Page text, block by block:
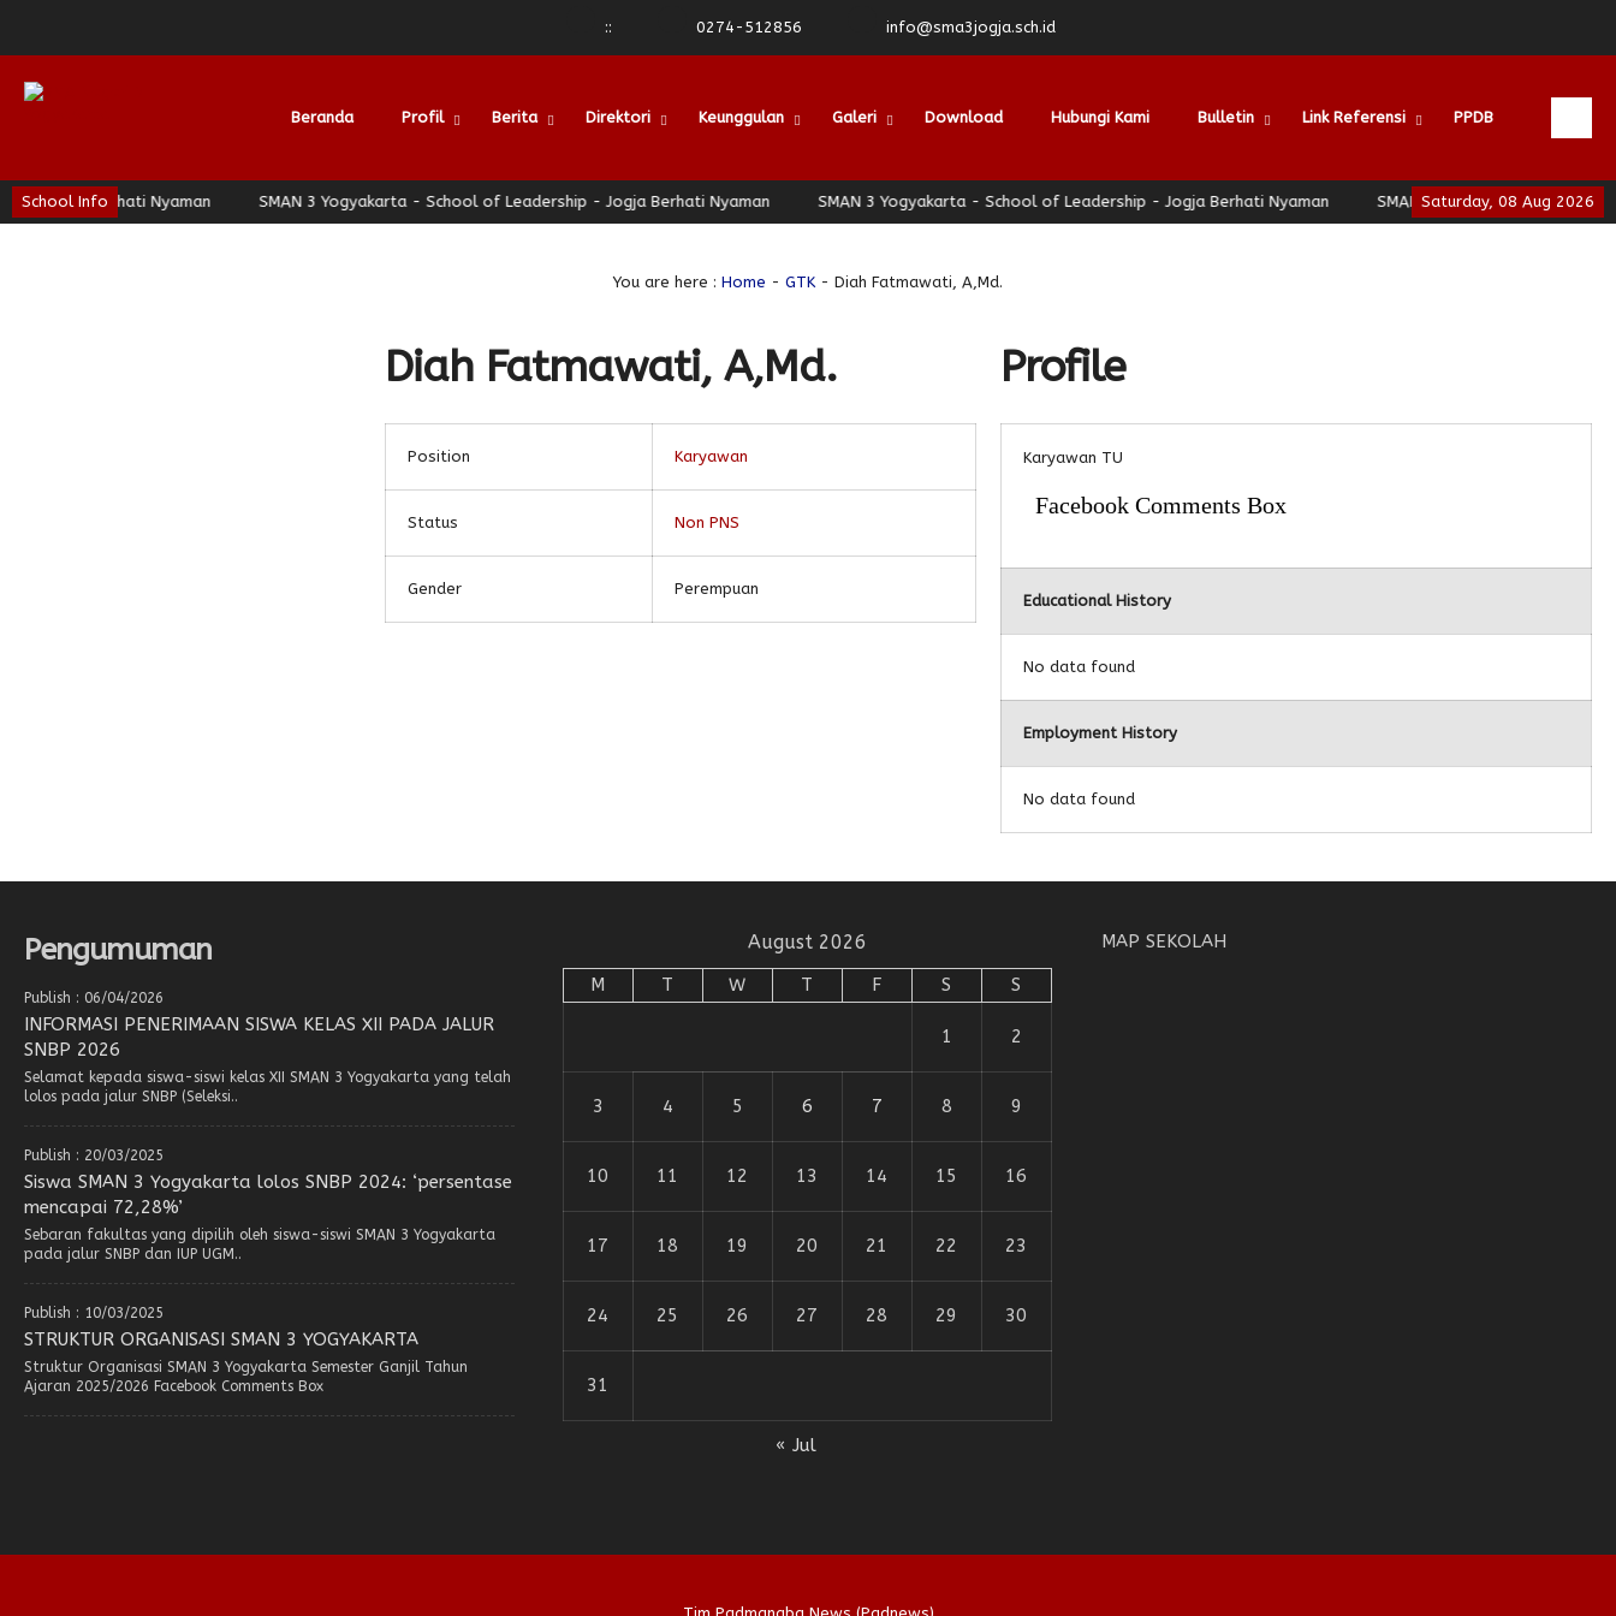
:: 0274-512856 info@sma3jogja.sch.id
Beranda Profil Berita Direktori Keunggulan Galeri Download Hubungi Kami Bulletin Link Referensi PPDB
School Info Saturday, 08 Aug 2026
- Jogja Berhati Nyaman SMAN 3 Yogyakarta - School of Leadership - Jogja Berhati Nyaman SMAN 3 Yogyakarta - School of Leadership - Jogja Berhati Nyaman SMAN 3 Yogyakarta - School of
You are here : Home - GTK - Diah Fatmawati, A,Md.
Diah Fatmawati, A,Md.
Position Karyawan
Status Non PNS
Gender Perempuan
Profile
Karyawan TU
Facebook Comments Box
Educational History
No data found
Employment History
No data found
Pengumuman
Publish : 06/04/2026
INFORMASI PENERIMAAN SISWA KELAS XII PADA JALUR
SNBP 2026
Selamat kepada siswa-siswi kelas XII SMAN 3 Yogyakarta yang telah
lolos pada jalur SNBP (Seleksi..
Publish : 20/03/2025
Siswa SMAN 3 Yogyakarta lolos SNBP 2024: ‘persentase
mencapai 72,28%’
Sebaran fakultas yang dipilih oleh siswa-siswi SMAN 3 Yogyakarta
pada jalur SNBP dan IUP UGM..
Publish : 10/03/2025
STRUKTUR ORGANISASI SMAN 3 YOGYAKARTA
Struktur Organisasi SMAN 3 Yogyakarta Semester Ganjil Tahun
Ajaran 2025/2026 Facebook Comments Box
August 2026
M T W T F S S
1 2
3 4 5 6 7 8 9
10 11 12 13 14 15 16
17 18 19 20 21 22 23
24 25 26 27 28 29 30
31
« Jul
MAP SEKOLAH